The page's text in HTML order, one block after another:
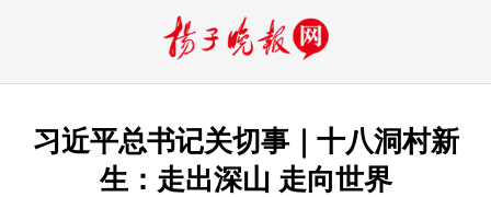
习近平总书记关切事｜十八洞村新
生：走出深山 走向世界